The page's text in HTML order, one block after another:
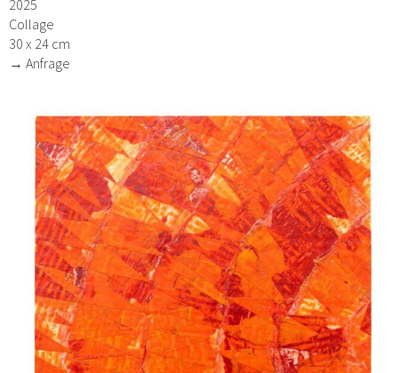
2025
Collage
30 x 24 cm
→ Anfrage